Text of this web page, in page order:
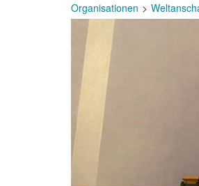
account
menu
navigation
Organisationen